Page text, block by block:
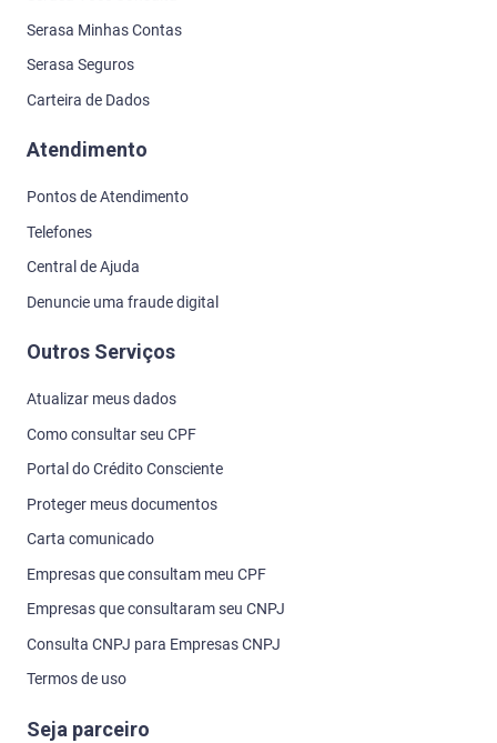
Serasa Minhas Contas
Serasa Seguros
Carteira de Dados
Atendimento
Pontos de Atendimento
Telefones
Central de Ajuda
Denuncie uma fraude digital
Outros Serviços
Atualizar meus dados
Como consultar seu CPF
Portal do Crédito Consciente
Proteger meus documentos
Carta comunicado
Empresas que consultam meu CPF
Empresas que consultaram seu CNPJ
Consulta CNPJ para Empresas CNPJ
Termos de uso
Seja parceiro